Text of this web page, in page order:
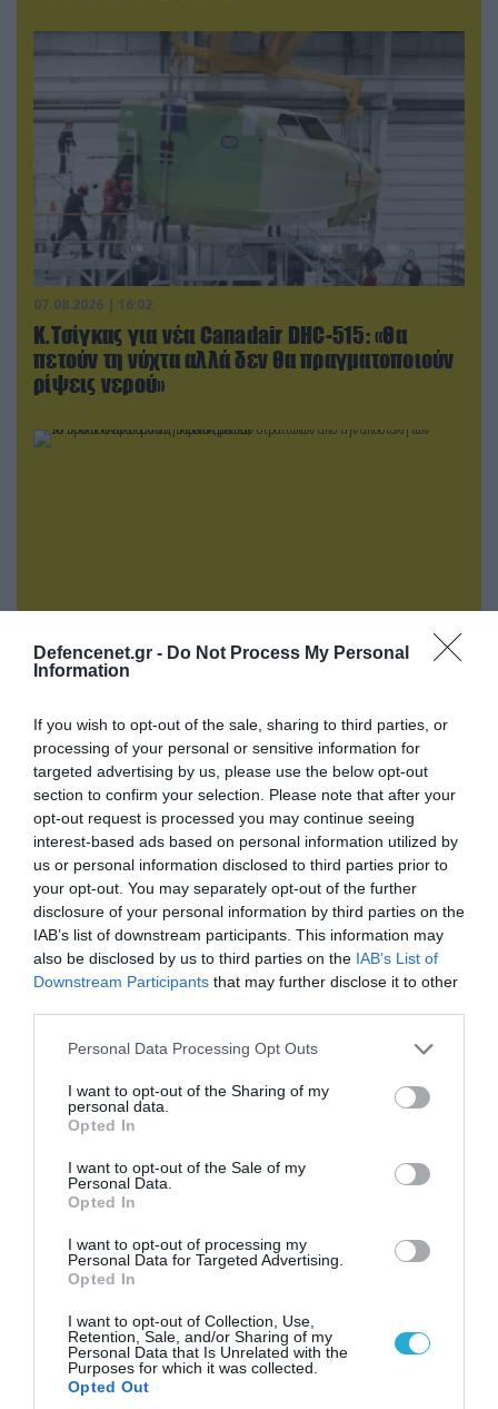
Defencenet.gr - Do Not Process My Personal
Information
If you wish to opt-out of the sale, sharing to third parties, or
processing of your personal or sensitive information for
targeted advertising by us, please use the below opt-out
section to confirm your selection. Please note that after your
opt-out request is processed you may continue seeing
interest-based ads based on personal information utilized by
us or personal information disclosed to third parties prior to
your opt-out. You may separately opt-out of the further
disclosure of your personal information by third parties on the
IAB’s list of downstream participants. This information may
also be disclosed by us to third parties on the IAB’s List of
Downstream Participants that may further disclose it to other
Please note that this website/app uses one or more Google
not limited to your visit or usage behaviour. You may click to
grant or deny consent to Google and its third-party tags to
use your data for below specified purposes in below Google
consent section.
Personal Data Processing Opt Outs
I want to opt-out of the Sharing of my
personal data.
Opted In
I want to opt-out of the Sale of my
Personal Data.
Opted In
I want to opt-out of processing my
Personal Data for Targeted Advertising.
Opted In
I want to opt-out of Collection, Use,
Retention, Sale, and/or Sharing of my
Personal Data that Is Unrelated with the
Purposes for which it was collected.
Opted Out
07.08.2026 | 16:02
Κ.Τσίγκας για νέα Canadair DHC-515: «Θα
πετούν τη νύχτα αλλά δεν θα πραγματοποιούν
ρίψεις νερού»
Τα πρώτα πλάνα ομάδας Βορειοκορεατών
στρατιωτών από την αποστολή των 30.000
που έφτασαν στη Ρωσία (βίντεο)
07.08.2026 | 08:02
Οι ρωσικές δυνάμεις απέχουν μόλις 5 χλμ.
από Σλαβιάνσκ και Κραματόρσκ στο Ντονέτσκ
ΠΟΛΙΤΙΚΗ